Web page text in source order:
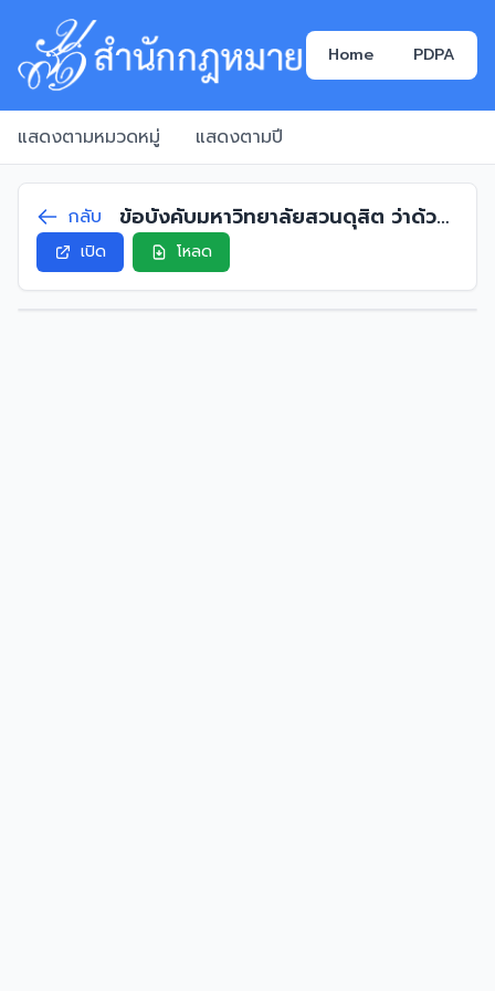
Home PDPA
แสดงตามหมวดหมู่ แสดงตามปี
กลับ
ข้อบังคับมหาวิทยาลัยสวนดุสิต ว่าด้วย
การบริหารงานบุคคล พ.ศ. 2564
เปิด โหลด